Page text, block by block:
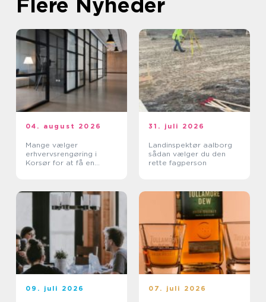
04. august 2026
Mange vælger
erhvervsrengøring i
Korsør for at få en
31. juli 2026
Landinspektør aalborg
sådan vælger du den
rette fagperson
09. juli 2026 07. juli 2026